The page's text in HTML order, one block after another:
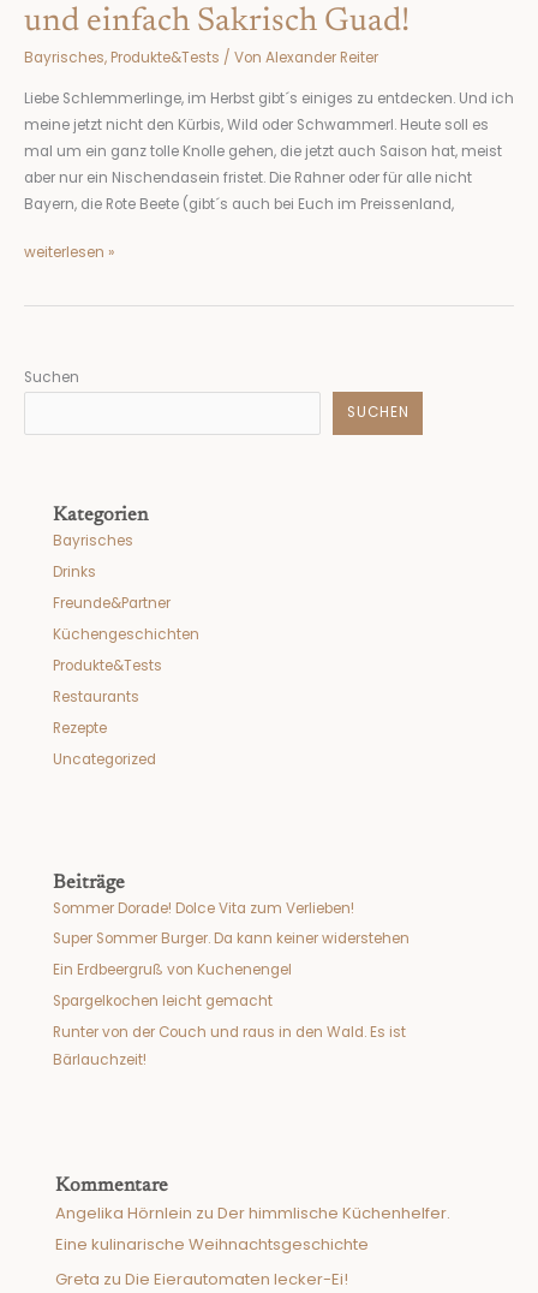
und einfach Sakrisch Guad!
Bayrisches, Produkte&Tests / Von Alexander Reiter
Liebe Schlemmerlinge, im Herbst gibt´s einiges zu entdecken. Und ich
meine jetzt nicht den Kürbis, Wild oder Schwammerl. Heute soll es
mal um ein ganz tolle Knolle gehen, die jetzt auch Saison hat, meist
aber nur ein Nischendasein fristet. Die Rahner oder für alle nicht
Bayern, die Rote Beete (gibt´s auch bei Euch im Preissenland,
Gesund
und
weiterlesen »
Suchen
SUCHEN
Kategorien
Bayrisches
Drinks
Freunde&Partner
Küchengeschichten
Produkte&Tests
Restaurants
Rezepte
Uncategorized
Beiträge
Sommer Dorade! Dolce Vita zum Verlieben!
Super Sommer Burger. Da kann keiner widerstehen
Ein Erdbeergruß von Kuchenengel
Spargelkochen leicht gemacht
Runter von der Couch und raus in den Wald. Es ist
Bärlauchzeit!
Kommentare
Angelika Hörnlein zu Der himmlische Küchenhelfer.
Eine kulinarische Weihnachtsgeschichte
Greta zu Die Eierautomaten lecker-Ei!